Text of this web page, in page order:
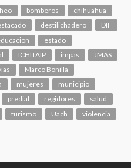
bomberos
chihuahua
destilichadero
DIF
estado
ICHITAIP impas
JMAS
Marco Bonilla
mujeres
municipio
predial regidores
salud
turismo Uach violencia